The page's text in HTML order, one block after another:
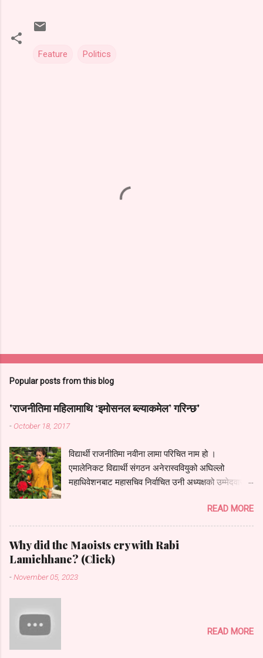
Feature Politics
Popular posts from this blog
'राजनीतिमा महिलामाथि ‘इमोसनल ब्ल्याकमेल’ गरिन्छ'
- October 18, 2017
विद्यार्थी राजनीतिमा नवीना लामा परिचित नाम हो ।
एमालेनिकट विद्यार्थी संगठन अनेरास्ववियुको अघिल्लो
महाधिवेशनबाट महासचिव निर्वाचित उनी अध्यक्षको उम्मेदवारको
आफू महासचिवमै सीमित हुनुपरेको उनको भनाइ छ । संगठनले
माघमा राष्ट्रिय सम्मेलन घोषणा गरेसँगै उनी फेरि अध्यक्षको
दौडमा देखिएकी छिन् (बनिन् पनि- ब्ल.)। संगठनको इतिहासमा
पहिलोपटक उत्पीडित तामाङ समुदायबाट महिला अध्यक्ष बन्न
लागेको दावी प्रस्तुत गर्दै उनले रातोपाटी गेस्ट रुममा आफ्ना
राजनीतिक जीवनका उतारचढाव यसरी प्रस्तुत गरिन् : नयाँले
सुविधा थिए । सीमित भौतिक पूर्वाधारबीच सिर्जनशील
READ MORE
Why did the Maoists cry with Rabi
Lamichhane? (Click)
-November 05, 2023
READ MORE